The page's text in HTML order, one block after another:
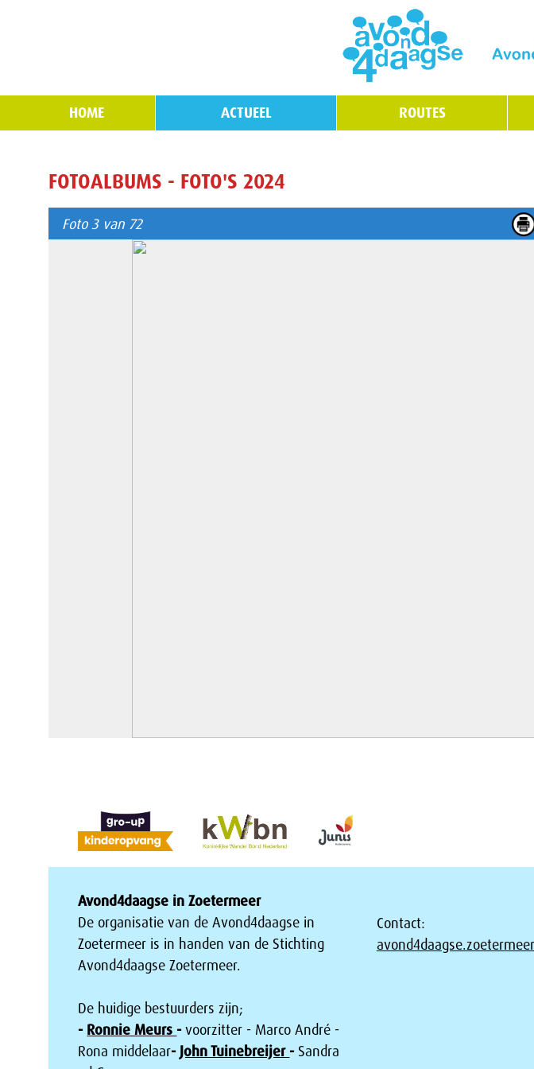
HOME ACTUEEL ROUTES
FOTOALBUMS - FOTO'S 2024
Foto 3 van 72
Avond4daagse in Zoetermeer
De organisatie van de Avond4daagse in
Zoetermeer is in handen van de Stichting
Avond4daagse Zoetermeer.
De huidige bestuurders zijn;
- Ronnie Meurs -voorzitter - Marco André -
Rona middelaar-John Tuinebreijer - Sandra
Contact: